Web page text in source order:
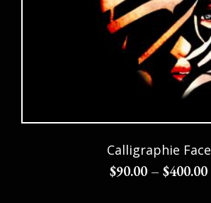
Calligraphie Face
$90.00 –$400.00